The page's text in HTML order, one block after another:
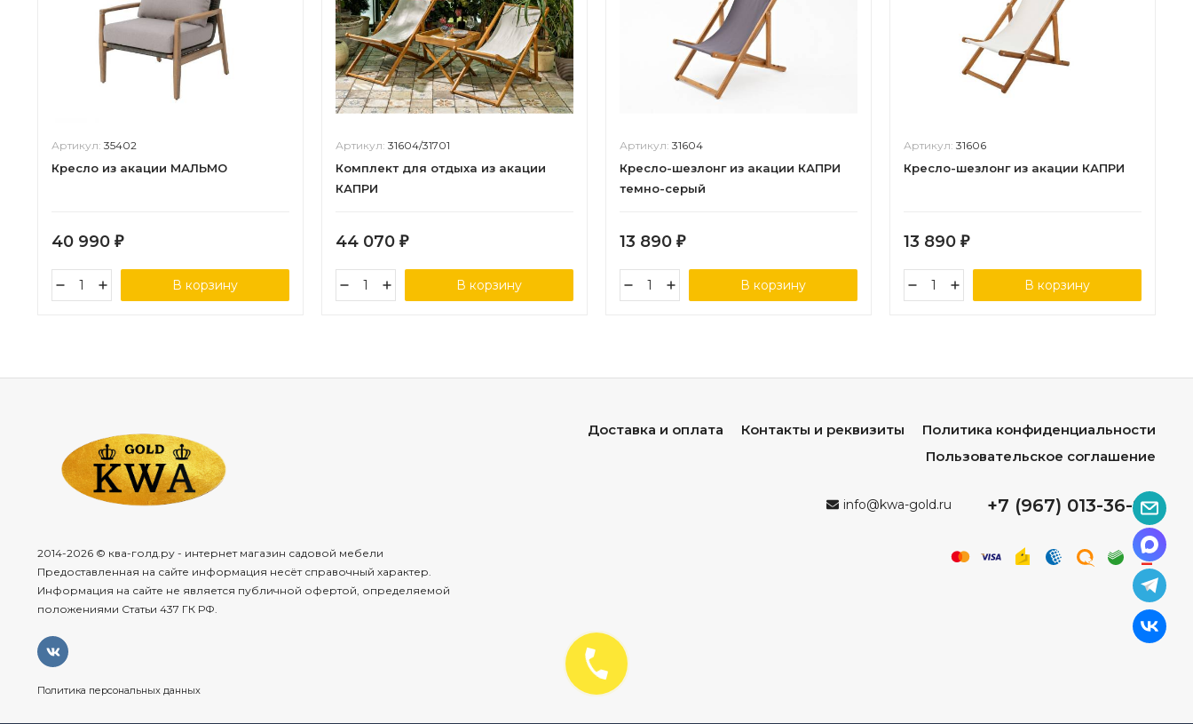
Артикул: 35402
Кресло из акации МАЛЬМО
40 990 ₽
В корзину
Артикул: 31604/31701
Комплект для отдыха из акации
КАПРИ
44 070 ₽
В корзину
Артикул: 31604
Кресло-шезлонг из акации КАПРИ
темно-серый
13 890 ₽
В корзину
Артикул: 31606
Кресло-шезлонг из акации КАПРИ
13 890 ₽
В корзину
2014-2026 © ква-голд.ру - интернет магазин садовой мебели
Предоставленная на сайте информация несёт справочный характер.
Информация на сайте не является публичной офертой, определяемой
положениями Статьи 437 ГК РФ.
Политика персональных данных
Доставка и оплата Контакты и реквизиты
Политика конфиденциальности
Пользовательское соглашение
info@kwa-gold.ru +7 (967) 013-36-96